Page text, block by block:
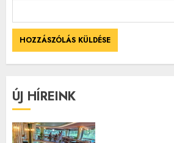
ÚJ HÍREINK